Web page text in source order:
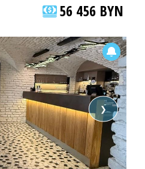
56 456 BYN
❯